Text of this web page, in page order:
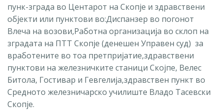
пунк-зграда во Центарот на Скопје и здравствени
објекти или пунктови во:Диспанзер во погонот
Влеча на возови,Работна организација во склоп на
зградата на ПТТ Скопје (денешен Управен суд) за
вработените во тоа претпријатие,здравствени
пунктови на железничките станици Скојпе, Велес
Битола, Гостивар и Гевгелија,здравствен пункт во
Средното железничарско училиште Владо Тасевски
Скопје.